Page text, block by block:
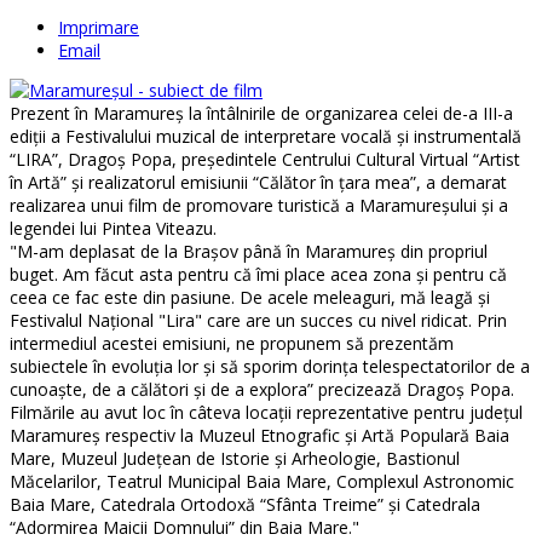
Imprimare
Email
Prezent în Maramureş la întâlnirile de organizarea celei de-a III-a
ediţii a Festivalului muzical de interpretare vocală şi instrumentală
“LIRA”, Dragoş Popa, preşedintele Centrului Cultural Virtual “Artist
în Artă” şi realizatorul emisiunii “Călător în ţara mea”, a demarat
realizarea unui film de promovare turistică a Maramureşului şi a
legendei lui Pintea Viteazu.
"M-am deplasat de la Braşov până în Maramureş din propriul
buget. Am făcut asta pentru că îmi place acea zona şi pentru că
ceea ce fac este din pasiune. De acele meleaguri, mă leagă şi
Festivalul Naţional "Lira" care are un succes cu nivel ridicat. Prin
intermediul acestei emisiuni, ne propunem să prezentăm
subiectele în evoluţia lor şi să sporim dorinţa telespectatorilor de a
cunoaşte, de a călători şi de a explora” precizează Dragoş Popa.
Filmările au avut loc în câteva locaţii reprezentative pentru judeţul
Maramureş respectiv la Muzeul Etnografic şi Artă Populară Baia
Mare, Muzeul Judeţean de Istorie şi Arheologie, Bastionul
Măcelarilor, Teatrul Municipal Baia Mare, Complexul Astronomic
Baia Mare, Catedrala Ortodoxă “Sfânta Treime” şi Catedrala
“Adormirea Maicii Domnului” din Baia Mare."